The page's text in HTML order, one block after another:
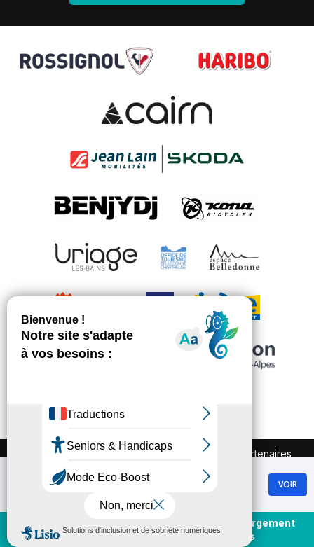
En direct
Achat et rechargement
forfaits
Recrutement Marchés publics
Partenaires
Mentions légales
Politique de confidentialité
Conditions Générales de Vente
Gestion des cookies
Chamrousse
GRATUIT - Sur Google Play VOIR